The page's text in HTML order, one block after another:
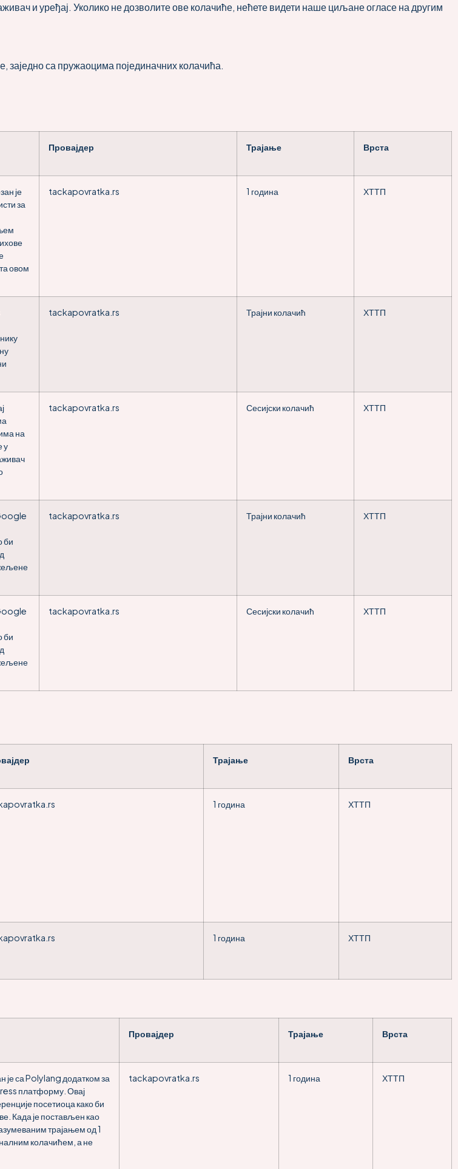
и уређај. Уколико не дозволите ове колачиће, нећете видети наше циљане огласе на другим
заједно са пружаоцима појединачних колачића.
Провајдер Трајање Врста
је
за
овом
tackapovratka.rs 1 година ХТТП
tackapovratka.rs Трајни колачић ХТТП
на
у
tackapovratka.rs Сесијски колачић ХТТП
би
tackapovratka.rs Трајни колачић ХТТП
би
tackapovratka.rs Сесијски колачић ХТТП
Трајање Врста
1 година ХТТП
1 година ХТТП
Провајдер Трајање Врста
је са Polylang додатком за
платформу. Овај
посетиоца како би
Када је постављен као
трајањем од 1
колачићем, а не
tackapovratka.rs 1 година ХТТП